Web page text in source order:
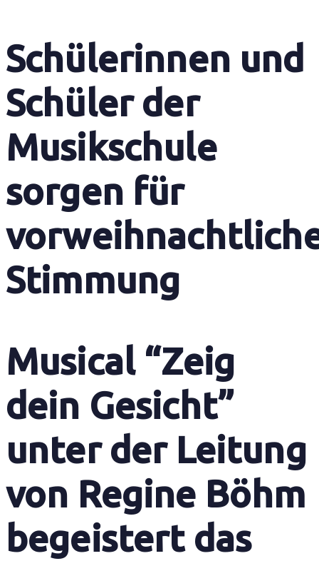
Schülerinnen und
Schüler der
Musikschule
sorgen für
Stimmung
Musical “Zeig
dein Gesicht”
unter der Leitung
von Regine Böhm
begeistert das